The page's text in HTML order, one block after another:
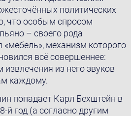
политических
что особым спросом
– своего рода
«мебель», механизм которого
всё совершеннее:
извлечения из него звуков
каждому.
попадает Карл Бехштейн в
год (а согласно другим